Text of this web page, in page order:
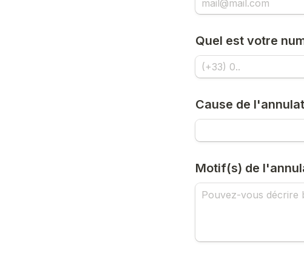
Quel est votre
Cause de
Motif(s) de